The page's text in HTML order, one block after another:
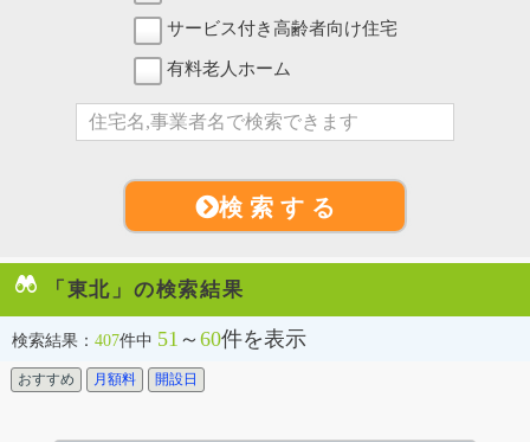
サービス付き高齢者向け住宅
有料老人ホーム
検 索 す る
「東北」の検索結果
検索結果： 407件中 51 ～ 60件を表示
おすすめ 月額料 開設日